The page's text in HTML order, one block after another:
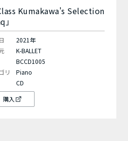
Kumakawa's Selection
」
2021年
K-BALLET
BCCD1005
リ
Piano
CD
購入